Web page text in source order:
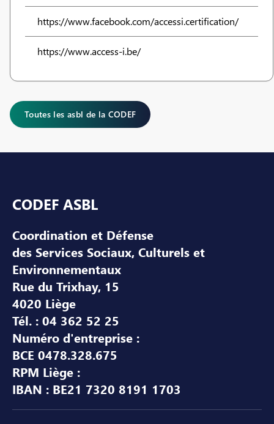
https://www.facebook.com/accessi.certification/
https://www.access-i.be/
Toutes les asbl de la CODEF
CODEF ASBL
Coordination et Défense
des Services Sociaux, Culturels et
Environnementaux
Rue du Trixhay, 15
4020 Liège
Tél. : 04 362 52 25
Numéro d'entreprise :
BCE 0478.328.675
RPM Liège :
IBAN : BE21 7320 8191 1703